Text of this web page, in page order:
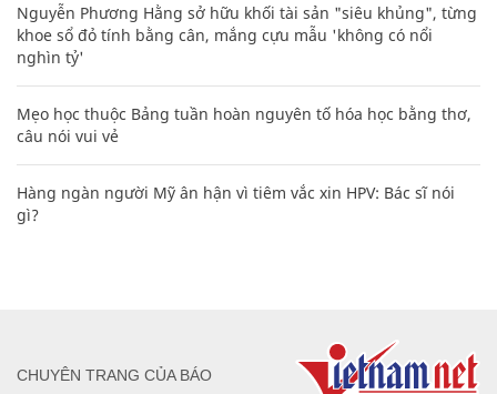
Nguyễn Phương Hằng sở hữu khối tài sản "siêu khủng", từng
khoe sổ đỏ tính bằng cân, mắng cựu mẫu 'không có nổi
nghìn tỷ'
Mẹo học thuộc Bảng tuần hoàn nguyên tố hóa học bằng thơ,
câu nói vui vẻ
Hàng ngàn người Mỹ ân hận vì tiêm vắc xin HPV: Bác sĩ nói
gì?
CHUYÊN TRANG CỦA BÁO